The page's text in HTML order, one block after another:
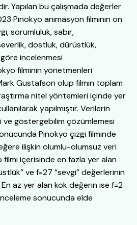
Yapılan bu çalışmada değerler
Pinokyo animasyon filminin on
sorumluluk, sabır,
dostluk, dürüstlük,
incelenmesi
filminin yönetmenleri
Gustafson olup filmin toplam
nitel yöntemleri içinde yer
yapılmıştır. Verilerin
ve göstergebilim çözümlemesi
Pinokyo çizgi filminde
ilişkin olumlu-olumsuz veri
filmi içerisinde en fazla yer alan
ve f=27 “sevgi” değerlerinin
az yer alan kök değerin ise f=2
sonucunda elde